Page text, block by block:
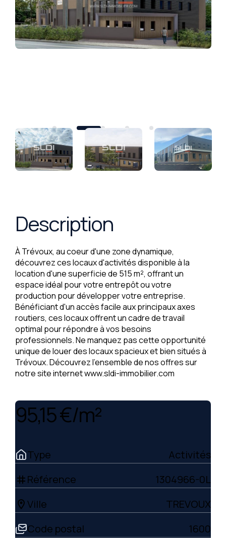
Description
À Trévoux, au coeur d'une zone dynamique,
découvrez ces locaux d'activités disponible à la
location d'une superficie de 515 m², offrant un
espace idéal pour votre entrepôt ou votre
production pour développer votre entreprise.
Bénéficiant d'un accès facile aux principaux axes
routiers, ces locaux offrent un cadre de travail
optimal pour répondre à vos besoins
professionnels. Ne manquez pas cette opportunité
unique de louer des locaux spacieux et bien situés à
Trévoux. Découvrez l'ensemble de nos offres sur
notre site internet www.sldi-immobilier.com
95,15 €/m²
Type Activités
tag Référence 1304966-0L
location_on Ville
TREVOUX
Code postal
1600